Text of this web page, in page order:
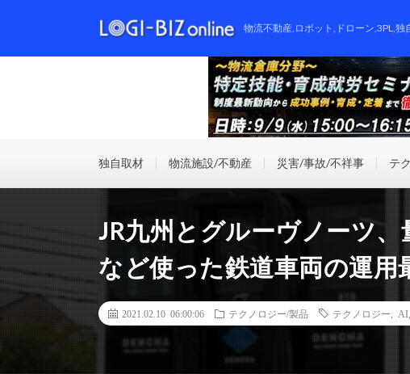
物流不動産,ロボット,ドローン,3PL,
独自取材 物流施設/不動産 災害/事故/不祥事 テ
JR九州とグルーヴノーツ
など使った鉄道車両の運用
2021.02.10 06:00:06 テクノロジー/製品 テクノロジー AI